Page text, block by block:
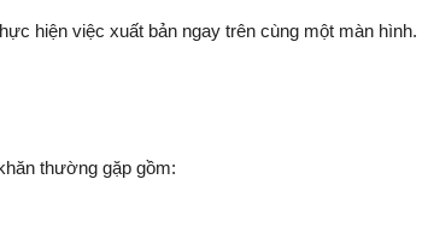
hiện việc xuất bản ngay trên cùng một màn hình.
thường gặp gồm: